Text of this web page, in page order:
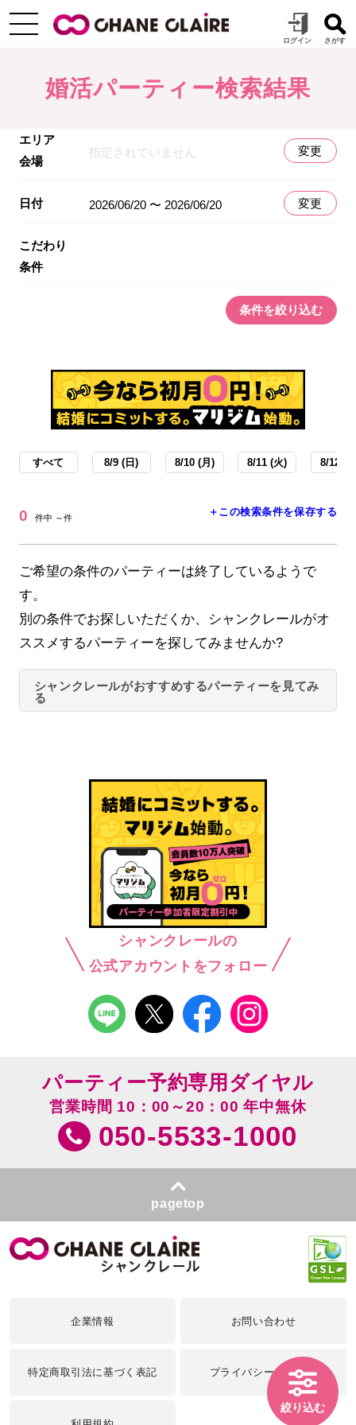
婚活パーティー検索結果
エリア
会場
指定されていません 変更
日付 2026/06/20 〜 2026/06/20 変更
こだわり
条件
条件を絞り込む
すべて 8/9 (日) 8/10 (月) 8/11 (火) 8/12 (
0 件中 ～件 ＋この検索条件を保存する
ご希望の条件のパーティーは終了しているようで
す。
別の条件でお探しいただくか、シャンクレールがオ
ススメするパーティーを探してみませんか?
シャンクレールがおすすめするパーティーを見てみ
る
シャンクレールの
公式アカウントをフォロー
絞り込む
パーティー予約専用ダイヤル
営業時間 10：00～20：00 年中無休
050-5533-1000
pagetop
企業情報 お問い合わせ
特定商取引法に基づく表記 プライバシーポリシー